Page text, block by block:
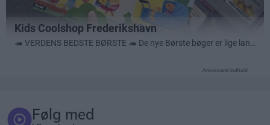
Annonceret indhold
Følg med